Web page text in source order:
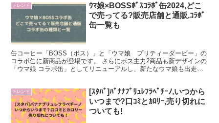
トレンド
ｳﾏ娘×BOSSﾎﾞｽｺﾗﾎﾞ缶2024,どこ
で売ってる?販売店舗と通販,ｺﾗﾎﾞ
缶一覧も
缶コーヒー「BOSS（ボス）」と「ウマ娘 プリティーダービー」の
コラボ缶に新商品が登場です。 さらにボス主力2商品も新デザインの
「ウマ娘 コラボ缶」としてリニューアルし、新たなウマ娘も出走！
トレンド
[ｽﾀﾊﾞ]ﾊﾞﾅﾅﾌﾞﾘｭﾚﾌﾗﾍﾟﾁｰﾉ,いつから
いつまで?口ｺﾐとｶﾛﾘｰ,売り切れに
ついても!